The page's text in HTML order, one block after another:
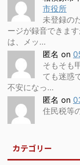
市役所
未登録の
ージが録音できま
は、メッ…
匿名 on
そもそも
ても迷惑
不安になっ…
匿名 on
住民税等
カテゴリー